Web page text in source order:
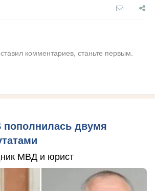
комментариев, станьте первым.
пополнилась двумя
МВД и юрист